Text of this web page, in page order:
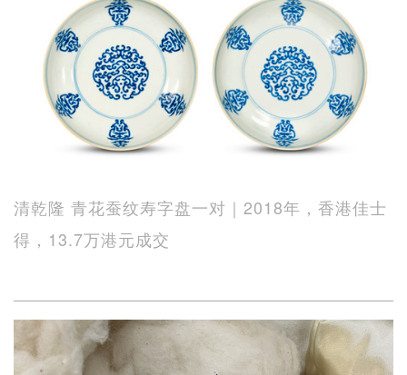
清乾隆 青花蚕纹寿字盘一对｜2018年，香港佳士
得，13.7万港元成交